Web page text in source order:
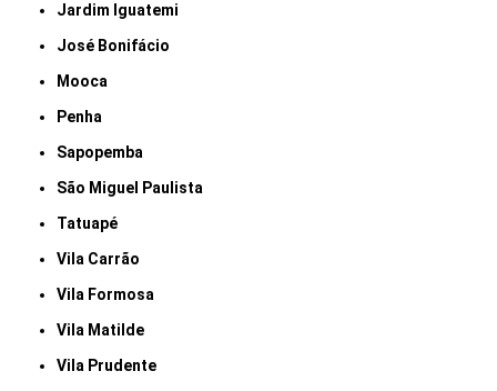
Jardim Iguatemi
José Bonifácio
Mooca
Penha
Sapopemba
São Miguel Paulista
Tatuapé
Vila Carrão
Vila Formosa
Vila Matilde
Vila Prudente